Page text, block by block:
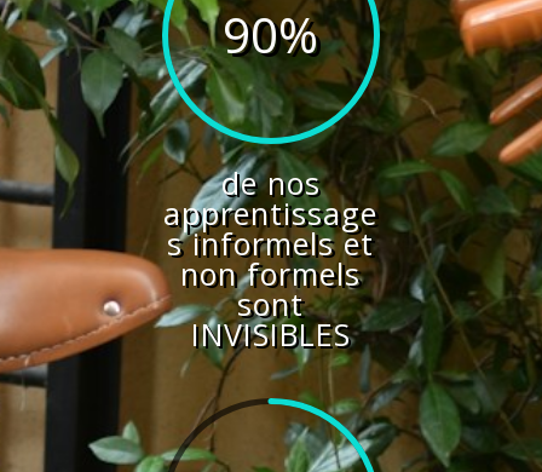
90%
de nos
apprentissage
s informels et
non formels
sont
INVISIBLES